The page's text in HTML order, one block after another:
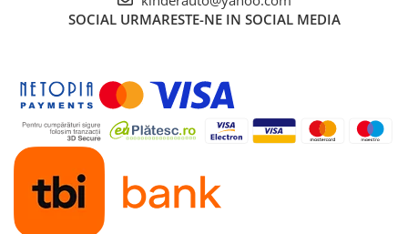
SOCIAL URMARESTE-NE IN SOCIAL MEDIA